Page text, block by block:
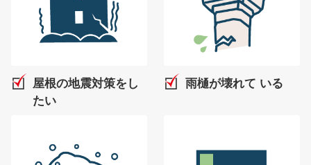
屋根の地震対策をし
たい
雨樋が壊れて いる